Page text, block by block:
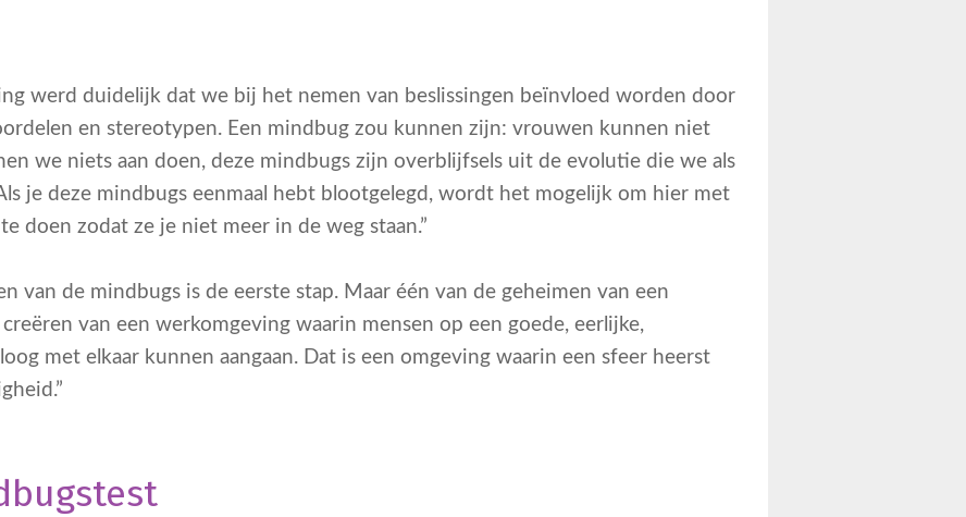
werd duidelijk dat we bij het nemen van beslissingen beïnvloed worden door
en stereotypen. Een mindbug zou kunnen zijn: vrouwen kunnen niet
we niets aan doen, deze mindbugs zijn overblijfsels uit de evolutie die we als
je deze mindbugs eenmaal hebt blootgelegd, wordt het mogelijk om hier met
doen zodat ze je niet meer in de weg staan.”
van de mindbugs is de eerste stap. Maar één van de geheimen van een
van een werkomgeving waarin mensen op een goede, eerlijke,
met elkaar kunnen aangaan. Dat is een omgeving waarin een sfeer heerst